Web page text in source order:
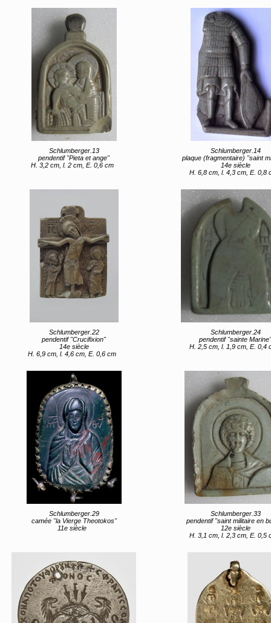
Schlumberger.13
pendentif "Pieta et ange"
H. 3,2 cm, l. 2 cm, E. 0,6 cm
Schlumberger.14
plaque (fragmentaire) "saint
14e siècle
H. 6,8 cm, l. 4,3 cm, E. 0,8
Schlumberger.22
pendentif "Crucifixion"
14e siècle
H. 6,9 cm, l. 4,6 cm, E. 0,6 cm
Schlumberger.24
pendentif "sainte
H. 2,5 cm, l. 1,9 cm, E. 0,4
Schlumberger.29
camée "la Vierge Theotokos"
11e siècle
Schlumberger.33
pendentif "saint militaire en
12e siècle
H. 3,1 cm, l. 2,3 cm, E. 0,5